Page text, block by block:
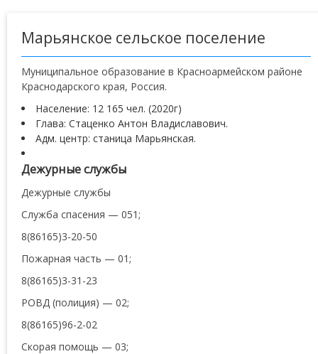
Марьянское сельское поселение
Муниципальное образование в Красноармейском районе
Краснодарского края, Россия.
Население: 12 165 чел. (2020г)
Глава: Стаценко Антон Владиславович.
Адм. центр: станица Марьянская.
Дежурные службы
Дежурные службы
Служба спасения — 051;
8(86165)3-20-50
Пожарная часть — 01;
8(86165)3-31-23
РОВД (полиция) — 02;
8(86165)96-2-02
Скорая помощь — 03;